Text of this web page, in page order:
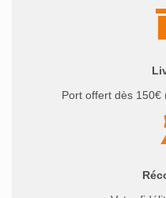
Port offert dès 150€